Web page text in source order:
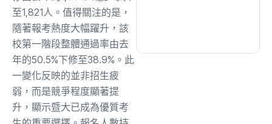
至1,821人。 值得關注的是，
隨著報考熱度大幅躍升， 該
校第一階段整體通過率由去
年的50.5%下修至38.9%。 此
一變化反映的並非招生疲
弱，而是競爭程度顯著提
升， 顯示暨大已成為優質考